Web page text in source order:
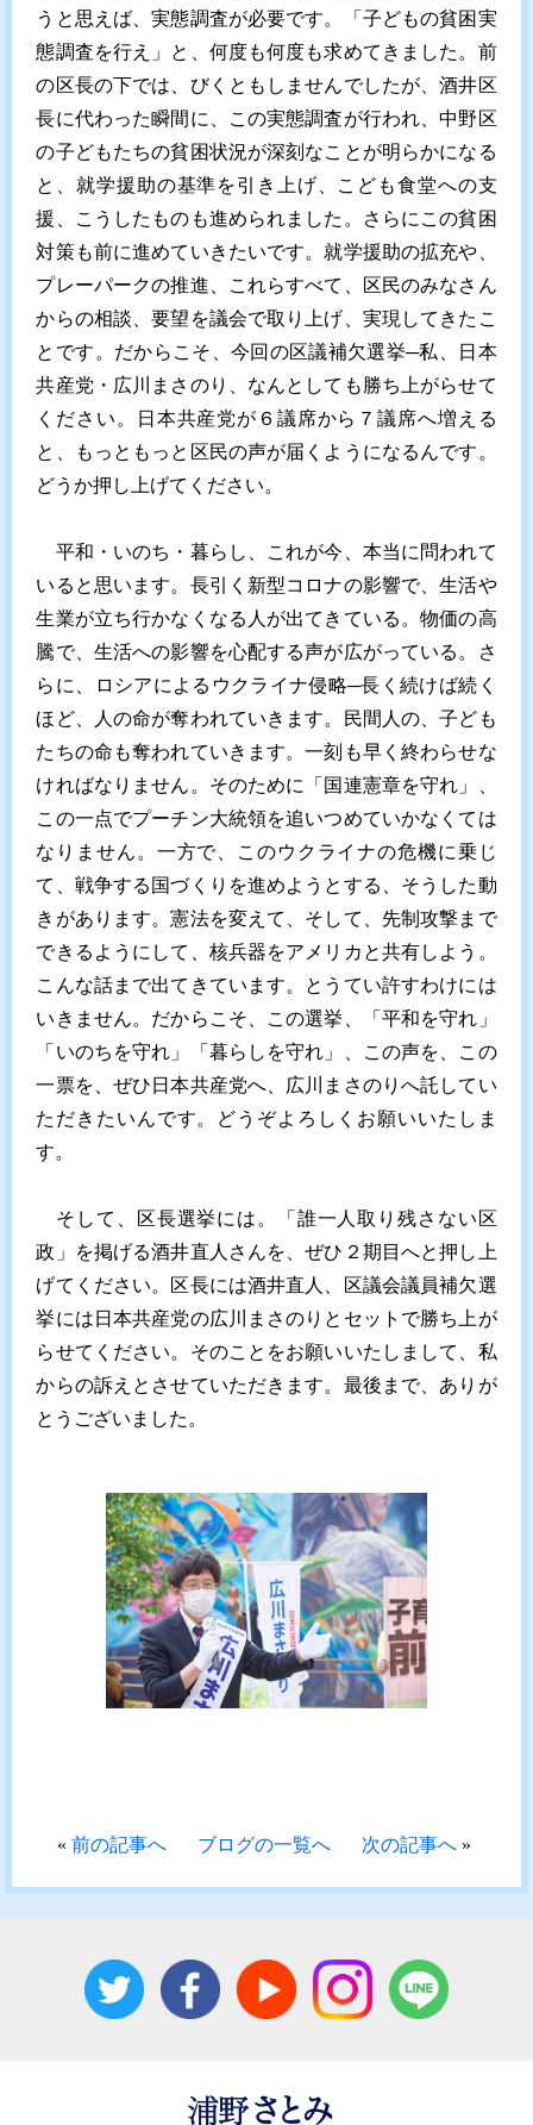
うと思えば、実態調査が必要です。「子どもの貧困実
態調査を行え」と、何度も何度も求めてきました。前
の区長の下では、びくともしませんでしたが、酒井区
長に代わった瞬間に、この実態調査が行われ、中野区
の子どもたちの貧困状況が深刻なことが明らかになる
と、就学援助の基準を引き上げ、こども食堂への支
援、こうしたものも進められました。さらにこの貧困
対策も前に進めていきたいです。就学援助の拡充や、
プレーパークの推進、これらすべて、区民のみなさん
からの相談、要望を議会で取り上げ、実現してきたこ
とです。だからこそ、今回の区議補欠選挙─私、日本
共産党・広川まさのり、なんとしても勝ち上がらせて
ください。日本共産党が６議席から７議席へ増える
と、もっともっと区民の声が届くようになるんです。
どうか押し上げてください。
平和・いのち・暮らし、これが今、本当に問われて
いると思います。長引く新型コロナの影響で、生活や
生業が立ち行かなくなる人が出てきている。物価の高
騰で、生活への影響を心配する声が広がっている。さ
らに、ロシアによるウクライナ侵略─長く続けば続く
ほど、人の命が奪われていきます。民間人の、子ども
たちの命も奪われていきます。一刻も早く終わらせな
ければなりません。そのために「国連憲章を守れ」、
この一点でプーチン大統領を追いつめていかなくては
なりません。一方で、このウクライナの危機に乗じ
て、戦争する国づくりを進めようとする、そうした動
きがあります。憲法を変えて、そして、先制攻撃まで
できるようにして、核兵器をアメリカと共有しよう。
こんな話まで出てきています。とうてい許すわけには
いきません。だからこそ、この選挙、「平和を守れ」
「いのちを守れ」「暮らしを守れ」、この声を、この
一票を、ぜひ日本共産党へ、広川まさのりへ託してい
ただきたいんです。どうぞよろしくお願いいたしま
す。
そして、区長選挙には。「誰一人取り残さない区
政」を掲げる酒井直人さんを、ぜひ２期目へと押し上
げてください。区長には酒井直人、区議会議員補欠選
挙には日本共産党の広川まさのりとセットで勝ち上が
らせてください。そのことをお願いいたしまして、私
からの訴えとさせていただきます。最後まで、ありが
とうございました。
«前の記事へ ブログの一覧へ 次の記事へ»